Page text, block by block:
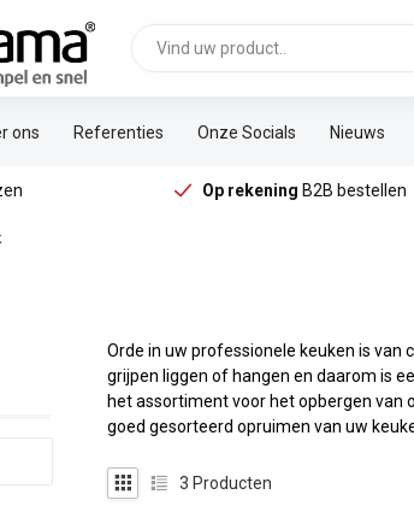
ons Referenties Onze Socials Nieuws
Op rekening B2B bestellen
Orde in uw professionele keuken is
grijpen liggen of hangen en daarom is
het assortiment voor het opbergen van
goed gesorteerd opruimen van uw
3 Producten